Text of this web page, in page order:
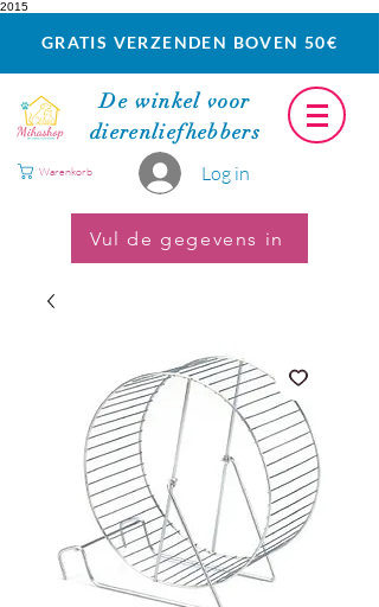
2015
GRATIS VERZENDEN BOVEN 50€
De winkel voor
dierenliefhebbers
Log in
Warenkorb
Vul de gegevens in